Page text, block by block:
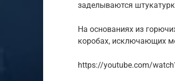
заделываются
На основаниях из
коробах, исключающих
https://youtube.com/